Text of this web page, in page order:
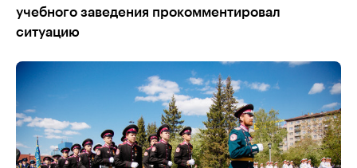
учебного заведения прокомментировал
ситуацию